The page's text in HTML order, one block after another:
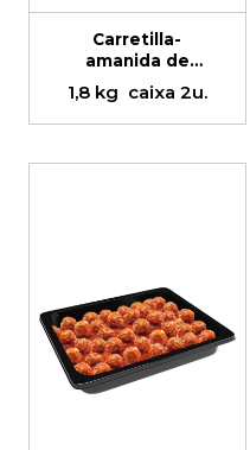
Carretilla-
amanida de
pasta amb
tonyina
1,8 kg caixa 2u.